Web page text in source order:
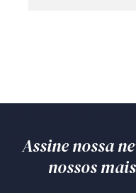
Assine nossa
nossos